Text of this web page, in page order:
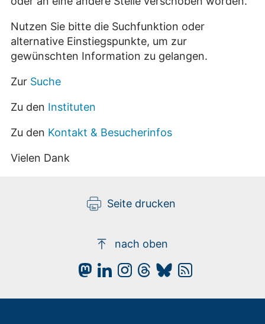
Nutzen Sie bitte die Suchfunktion oder
alternative Einstiegspunkte, um zur
gewünschten Information zu gelangen.
Zur Suche
Zu den Instituten
Zu den Kontakt & Besucherinfos
Vielen Dank
Seite drucken
nach oben